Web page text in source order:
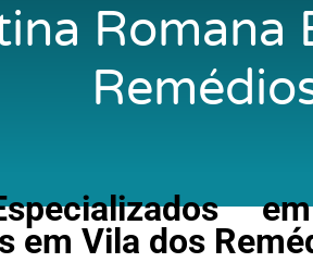
Romana
em Vila dos